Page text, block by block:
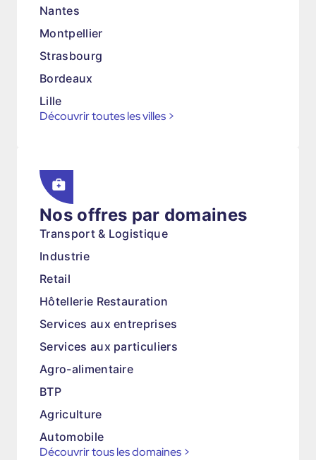
Nantes
Montpellier
Strasbourg
Bordeaux
Lille
Découvrir toutes les villes >
Nos offres par domaines
Transport & Logistique
Industrie
Retail
Hôtellerie Restauration
Services aux entreprises
Services aux particuliers
Agro-alimentaire
BTP
Agriculture
Automobile
Découvrir tous les domaines >